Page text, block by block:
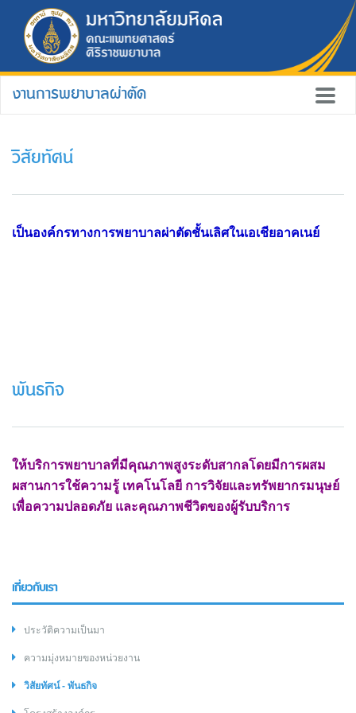
งานการพยาบาลผ่าตัด
วิสัยทัศน์
เป็นองค์กรทางการพยาบาลผ่าตัดชั้นเลิศในเอเชียอาคเนย์
พันธกิจ
ให้บริการพยาบาลที่มีคุณภาพสูงระดับสากลโดยมีการผสม
ผสานการใช้ความรู้ เทคโนโลยี การวิจัยและทรัพยากรมนุษย์
เพื่อความปลอดภัย และคุณภาพชีวิตของผู้รับบริการ
เกี่ยวกับเรา
ประวัติความเป็นมา
ความมุ่งหมายของหน่วยงาน
วิสัยทัศน์ - พันธกิจ